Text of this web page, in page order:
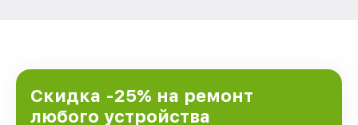
Скидка -25% на ремонт
любого устройства